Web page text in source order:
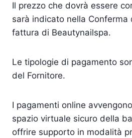
Il prezzo che dovrà essere
sarà indicato nella Conferma
fattura di Beautynailspa.
Le tipologie di pagamento
del Fornitore.
I pagamenti online
spazio virtuale sicuro della
offrire supporto in modalità